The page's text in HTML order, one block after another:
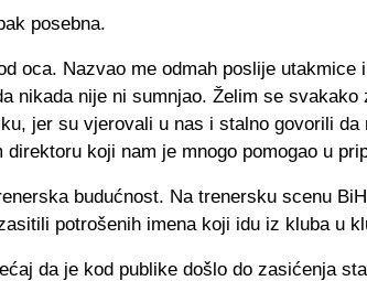
posebna.
oca. Nazvao me odmah poslije utakmice
nikada nije ni sumnjao. Želim se
jer su vjerovali u nas i stalno govorili da
direktoru koji nam je mnogo pomogao u
budućnost. Na trenersku scenu
potrošenih imena koji idu iz kluba u
da je kod publike došlo do zasićenja